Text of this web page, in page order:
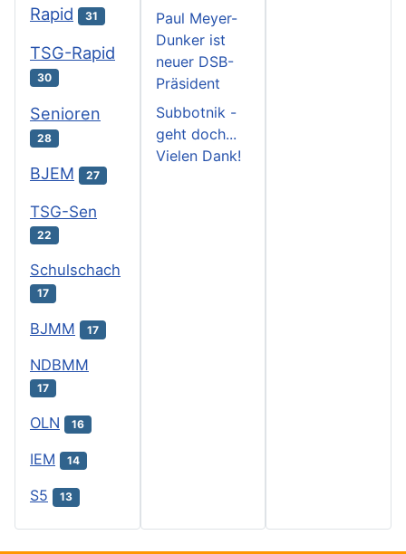
Rapid 31
TSG-Rapid
30
Senioren
28
BJEM 27
TSG-Sen
22
Schulschach
17
BJMM 17
NDBMM
17
OLN 16
IEM 14
S5 13
Paul Meyer-
Dunker ist
neuer DSB-
Präsident
Subbotnik -
geht doch...
Vielen Dank!